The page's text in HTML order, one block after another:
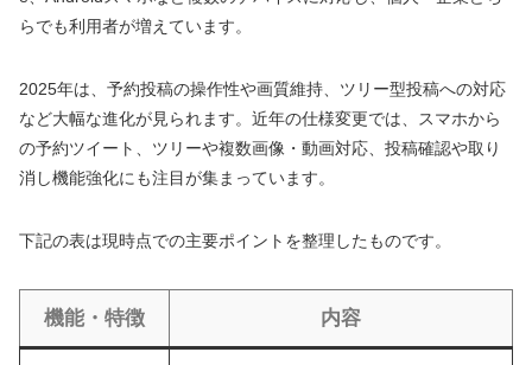
らでも利用者が増えています。
2025年は、予約投稿の操作性や画質維持、ツリー型投稿への対応
など大幅な進化が見られます。近年の仕様変更では、スマホから
の予約ツイート、ツリーや複数画像・動画対応、投稿確認や取り
消し機能強化にも注目が集まっています。
下記の表は現時点での主要ポイントを整理したものです。
機能・特徴 内容